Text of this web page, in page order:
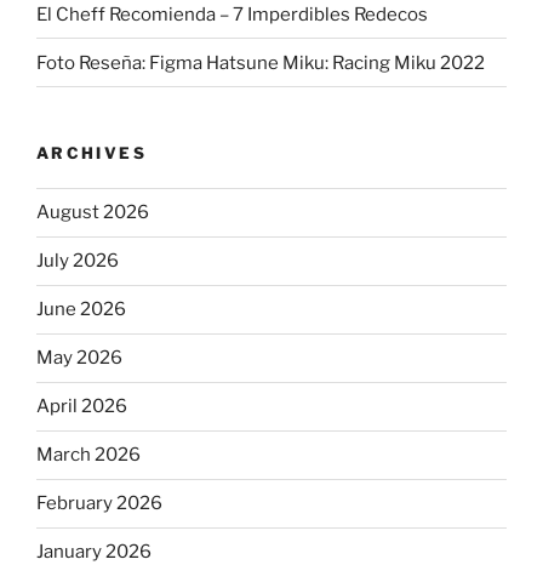
El Cheff Recomienda – 7 Imperdibles Redecos
Foto Reseña: Figma Hatsune Miku: Racing Miku 2022
ARCHIVES
August 2026
July 2026
June 2026
May 2026
April 2026
March 2026
February 2026
January 2026